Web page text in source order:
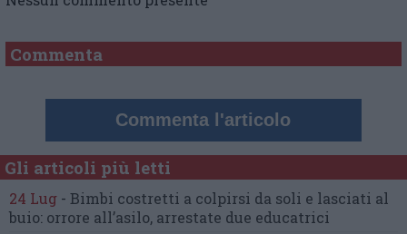
Commenta
Commenta l'articolo
Gli articoli più letti
24 Lug - Bimbi costretti a colpirsi da soli e lasciati al
buio: orrore all’asilo, arrestate due educatrici